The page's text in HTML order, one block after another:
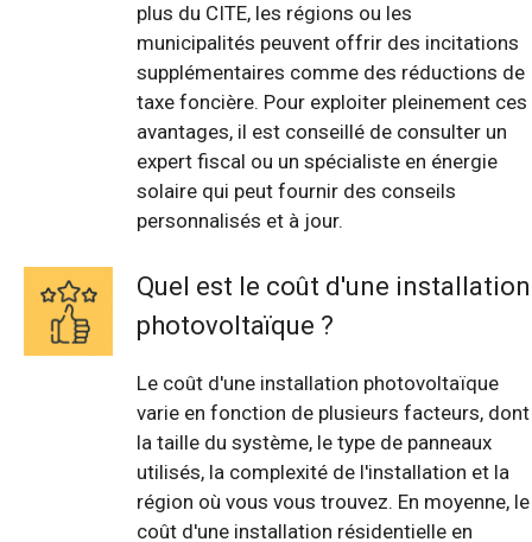
plus du CITE, les régions ou les
municipalités peuvent offrir des incitations
supplémentaires comme des réductions de
taxe foncière. Pour exploiter pleinement ces
avantages, il est conseillé de consulter un
expert fiscal ou un spécialiste en énergie
solaire qui peut fournir des conseils
personnalisés et à jour.
Quel est le coût d'une installation
photovoltaïque ?
Le coût d'une installation photovoltaïque
varie en fonction de plusieurs facteurs, dont
la taille du système, le type de panneaux
utilisés, la complexité de l'installation et la
région où vous vous trouvez. En moyenne, le
coût d'une installation résidentielle en